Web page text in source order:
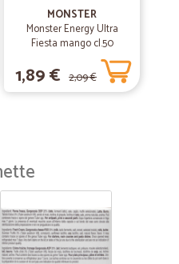
MONSTER
Monster Energy Ultra
Fiesta mango cl.50
1,89 € 2,09 €